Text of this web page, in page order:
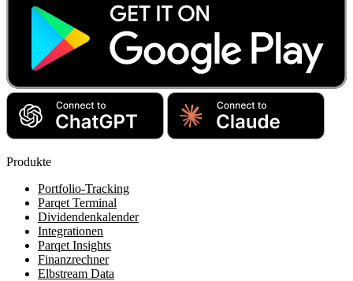
Produkte
Portfolio-Tracking
Parqet Terminal
Dividendenkalender
Integrationen
Parqet Insights
Finanzrechner
Elbstream Data